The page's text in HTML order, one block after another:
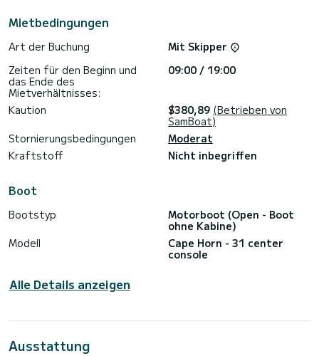
gesamte erforderliche Sicherheitsausrüstung der US-
Küstenwache, einschließlich Schwimmwesten, Leuchtfackeln,
UKW-Radio und Feuerlöschern. Wir haben Sonnenhemden und
wiederverwendbare Becher an Bord zum Verkauf. Bitte
verwenden Sie keine Sonnenschutzsprays und vermeiden Sie
Mietbedingungen
Art der Buchung
Mit Skipper
Zeiten für den Beginn und
das Ende des
Mietverhältnisses:
09:00 / 19:00
Kaution $380,89 (Betrieben von
SamBoat)
Stornierungsbedingungen
Moderat
Kraftstoff
Nicht inbegriffen
Boot
Bootstyp
Motorboot (Open - Boot
ohne Kabine)
Modell
Cape Horn - 31 center
console
Alle Details anzeigen
Ausstattung